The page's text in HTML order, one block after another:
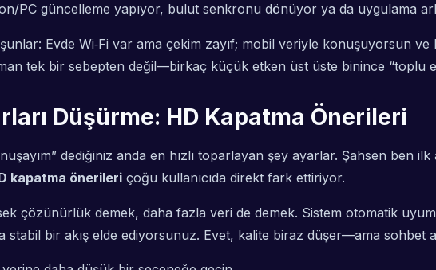
PC güncelleme yapıyor, bulut senkronu dönüyor ya da uygulama
Evde Wi‑Fi var ama çekim zayıf; mobil veriyle konuşuyorsun
tek bir sebepten değil—birkaç küçük etken üst üste binince “toplu
Düşürme: HD Kapatma Önerileri
dediğiniz anda en hızlı toparlayan şey ayarlar. Şahsen ben ilk
kapatma önerileri çoğu kullanıcıda direkt fark ettiriyor.
çözünürlük demek, daha fazla veri de demek. Sistem otomatik uyum
stabil bir akış elde ediyorsunuz. Evet, kalite biraz düşer—ama sohbet